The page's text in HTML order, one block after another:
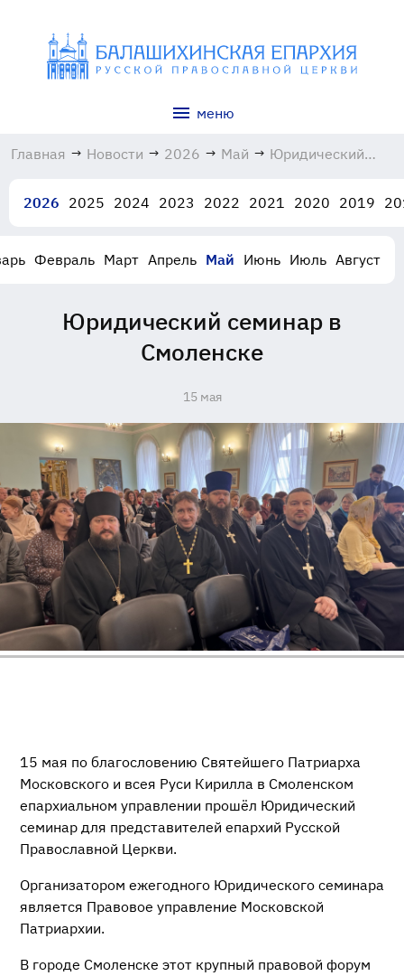
меню
Главная → Новости → 2026 → Май → Юридический
15.05.2026
2026 2025 2024 2023 2022 2021 2020 2019
Февраль Март Апрель Май Июнь Июль Август
Юридический семинар в
Смоленске
15 мая
15 мая по благословению Святейшего Патриарха
Московского и всея Руси Кирилла в Смоленском
епархиальном управлении прошёл Юридический
семинар для представителей епархий Русской
Православной Церкви.
Организатором ежегодного Юридического семинара
является Правовое управление Московской
Патриархии.
В городе Смоленске этот крупный правовой форум